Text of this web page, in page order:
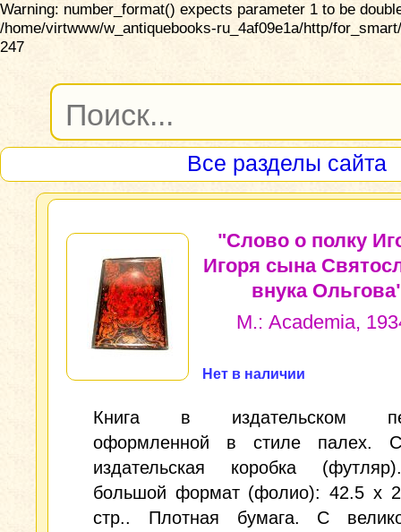
Warning: number_format() expects parameter 1 to be
/home/virtwww/w_antiquebooks-ru_4af09e1a/http/
247
Все разделы сайта
"Слово о полку
Игоря сына
внука
М.: Academia,
Нет в наличии
Книга в издательском
оформленной в стиле палех.
издательская коробка
большой формат (фолио): 42.5 х
стр.. Плотная бумага. С